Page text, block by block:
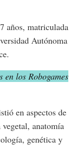
años, matriculada
Autónoma
en los Robogames
en aspectos de
anatomía
genética y